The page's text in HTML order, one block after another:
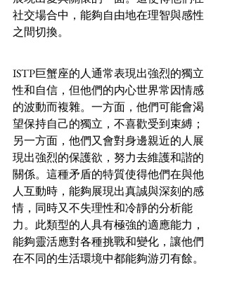
社交場合中，能夠自由地在理智與感性
之間切換。
ISTP巨蟹座的人通常表現出強烈的獨立
性和自信，但他們的内心世界常因情感
的波動而複雜。一方面，他們可能會渴
望保持自己的獨立，不喜歡受到束縛；
另一方面，他們又會對身邊親近的人展
現出強烈的保護欲，努力去維護和諧的
關係。這種矛盾的特質使得他們在與他
人互動時，能夠展現出真誠與深刻的感
情，同時又不失理性和冷靜的分析能
力。此類型的人具有極強的適應能力，
能夠靈活應對各種挑戰和變化，讓他們
在不同的生活環境中都能夠游刃有餘。